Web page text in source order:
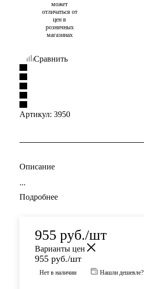
может
отличаться от
цен в
розничных
магазинах
Сравнить
Артикул: 3950
Описание
...
Подробнее
955 руб./шт
Варианты цен
955 руб./шт
Нет в наличии Нашли дешевле?